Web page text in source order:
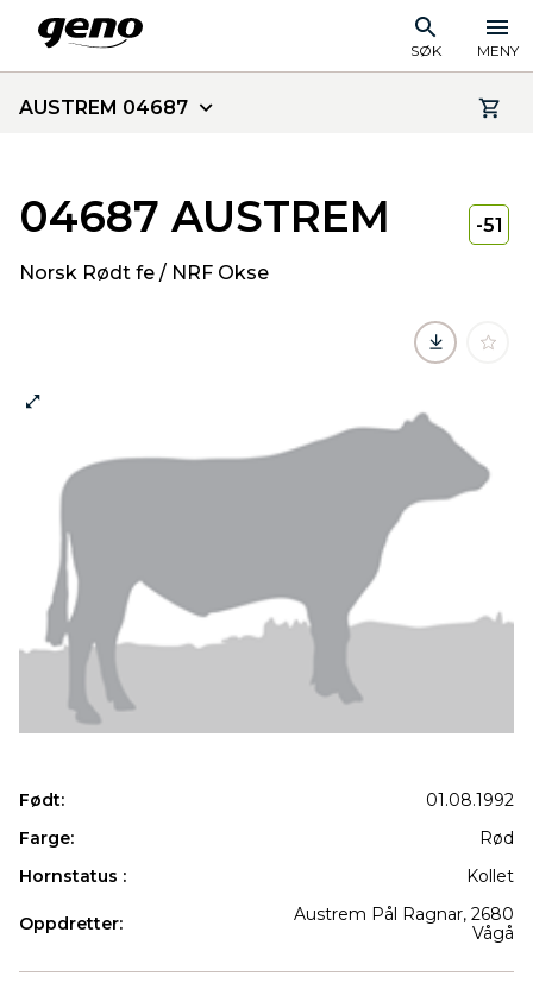
SØK MENY
AUSTREM 04687
04687 AUSTREM
Norsk Rødt fe / NRF Okse
-51
Født:
01.08.1992
Farge:
Rød
Hornstatus :
Kollet
Oppdretter:
Austrem Pål Ragnar, 2680
Vågå